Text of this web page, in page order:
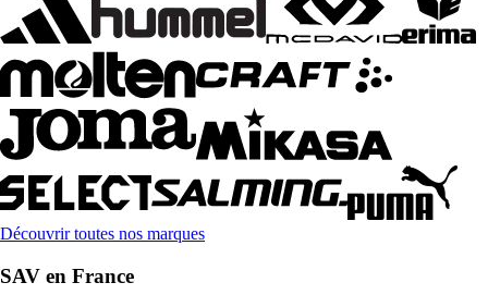
Découvrir toutes nos marques
SAV en France